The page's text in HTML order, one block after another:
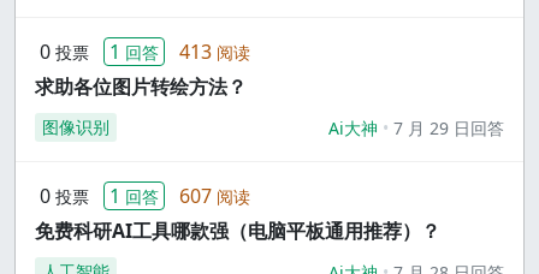
0 投票 1 回答 413 阅读
求助各位图片转绘方法？
图像识别 Ai大神 7 月 29 日回答
0 投票 1 回答 607 阅读
免费科研AI工具哪款强（电脑平板通用推荐）？